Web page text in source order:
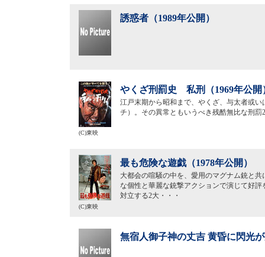
誘惑者（1989年公開）
やくざ刑罰史 私刑（1969年公開
江戸末期から昭和まで、やくざ、与太者或
チ）。その異常ともいうべき残酷無比な刑
(C)東映
最も危険な遊戯（1978年公開）
大都会の喧騒の中を、愛用のマグナム銃と
な個性と華麗な銃撃アクションで演じて好評
対立する2大・・・
(C)東映
無宿人御子神の丈吉 黄昏に閃光